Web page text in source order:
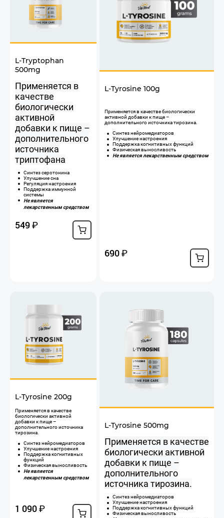
L-Tryptophan
500mg
Применяется в
качестве
биологически
активной
добавки к пище –
дополнительного
источника
триптофана
Синтез серотонина
Улучшение сна
Регуляция настроения
Поддержка иммунной
системы
Не является
лекарственным средством
549₽
L-Tyrosine 100g
​Применяется в качестве биологически
активной добавки к пище –
дополнительного источника тирозина.
Синтез нейромедиаторов
Улучшение настроения
Поддержка когнитивных функций
Физическая выносливость
Не является лекарственным средством
690₽
L-Tyrosine 200g
​Применяется в качестве
биологически активной
добавки к пище –
дополнительного источника
тирозина.
Синтез нейромедиаторов
Улучшение настроения
Поддержка когнитивных
функций
Физическая выносливость
Не является
лекарственным средством
1 090₽
L-Tyrosine 500mg
Применяется в качестве
биологически активной
добавки к пище –
дополнительного
источника тирозина.
Синтез нейромедиаторов
Улучшение настроения
Поддержка когнитивных функций
Физическая выносливость